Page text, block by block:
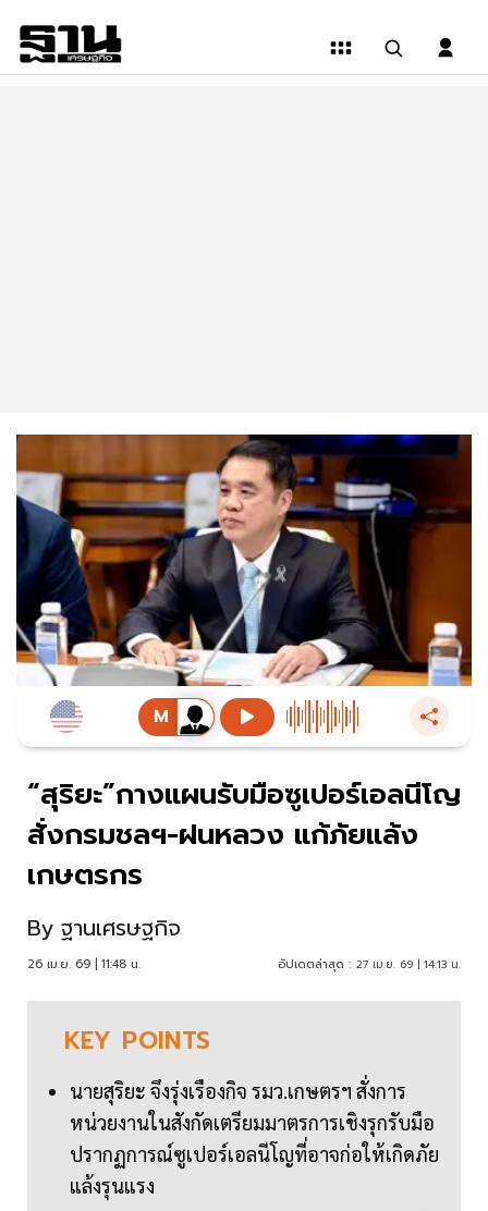
“สุริยะ”กางแผนรับมือซูเปอร์เอลนีโญ
สั่งกรมชลฯ-ฝนหลวง แก้ภัยแล้ง
เกษตรกร
By ฐานเศรษฐกิจ
26 เม.ย. 69 | 11:48 น. อัปเดตล่าสุด : 27 เม.ย. 69 | 14:13 น.
KEY POINTS
นายสุริยะ จึงรุ่งเรืองกิจ รมว.เกษตรฯ สั่งการ
หน่วยงานในสังกัดเตรียมมาตรการเชิงรุกรับมือ
ปรากฏการณ์ซูเปอร์เอลนีโญที่อาจก่อให้เกิดภัย
แล้งรุนแรง